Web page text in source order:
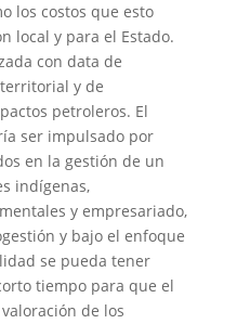
los costos que esto
local y para el Estado.
con data de
y de
petroleros. El
ser impulsado por
en la gestión de un
indígenas,
y empresariado,
y bajo el enfoque
se pueda tener
tiempo para que el
de los